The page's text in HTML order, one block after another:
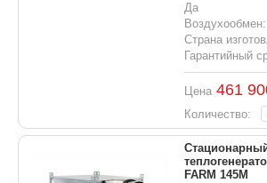
Да
Страна
Гарантийный
Цена 461
Количество:
FARM 145M